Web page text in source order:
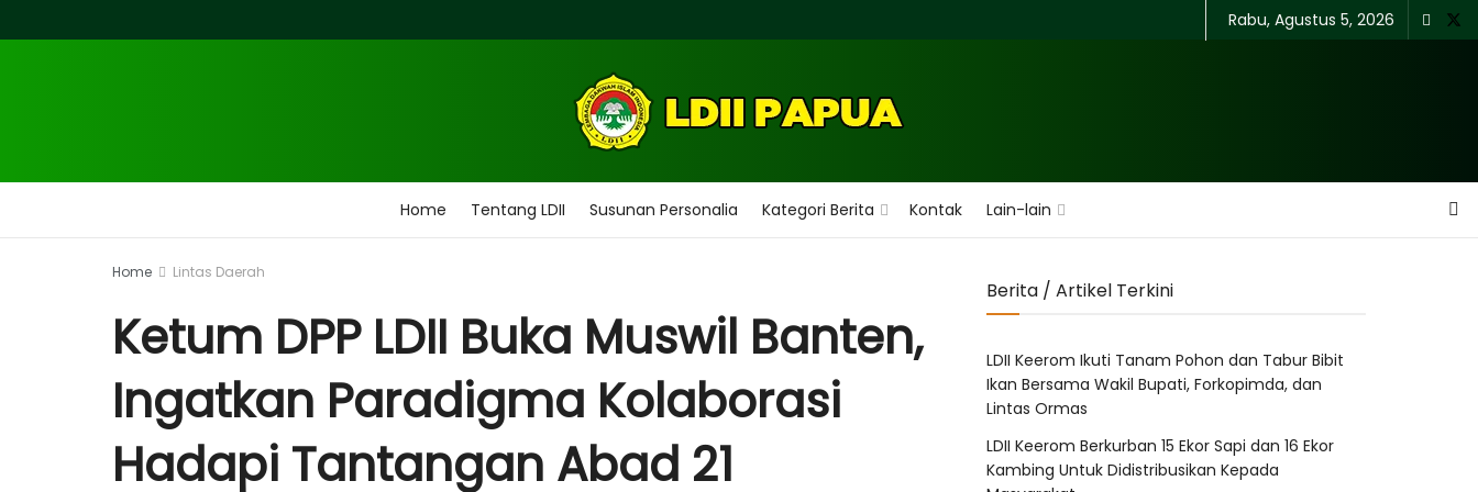
Rabu, Agustus 5, 2026
Home Tentang LDII Susunan Personalia Kategori Berita Kontak Lain-lain
Home Lintas Daerah
Ketum DPP LDII Buka Muswil Banten,
Ingatkan Paradigma Kolaborasi
Hadapi Tantangan Abad 21
Berita / Artikel Terkini
LDII Keerom Ikuti Tanam Pohon dan Tabur Bibit
Ikan Bersama Wakil Bupati, Forkopimda, dan
Lintas Ormas
LDII Keerom Berkurban 15 Ekor Sapi dan 16 Ekor
Kambing Untuk Didistribusikan Kepada